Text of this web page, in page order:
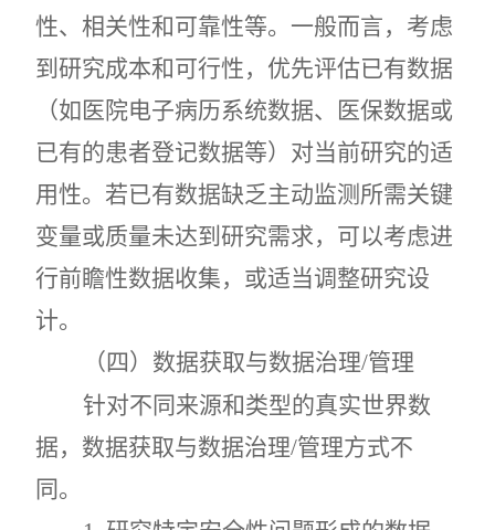
性、相关性和可靠性等。一般而言，考虑
到研究成本和可行性，优先评估已有数据
（如医院电子病历系统数据、医保数据或
已有的患者登记数据等）对当前研究的适
用性。若已有数据缺乏主动监测所需关键
变量或质量未达到研究需求，可以考虑进
行前瞻性数据收集，或适当调整研究设
计。
（四） 数据获取与数据治理/管理
针对不同来源和类型的真实世界数
据，数据获取与数据治理/管理方式不
同。